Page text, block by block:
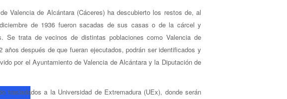
Valencia de Alcántara (Cáceres) ha descubierto los restos de, al
de 1936 fueron sacadas de sus casas o de la cárcel y
Se trata de vecinos de distintas poblaciones como Valencia de
después de que fueran ejecutados, podrán ser identificados y
por el Ayuntamiento de Valencia de Alcántara y la Diputación de
a la Universidad de Extremadura (UEx), donde serán